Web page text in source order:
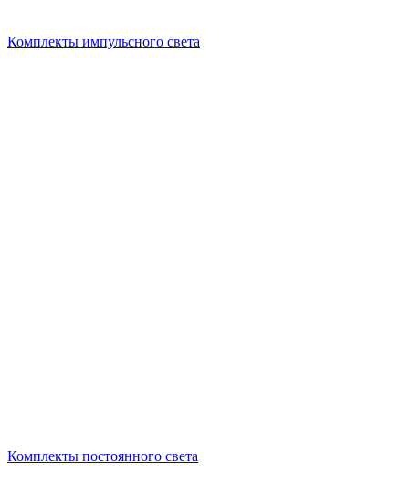
Комплекты импульсного света
Комплекты постоянного света